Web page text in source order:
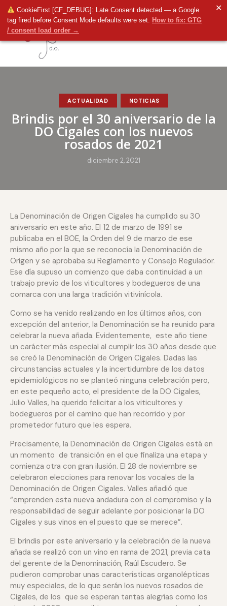
CookieFirst [CF_DEBUG]: Late Consent detected — a Google
tag fired before Consent Mode defaults were set. How to fix: GTG
/ consent load order →
✕
ACTUALIDAD NOTICIAS
Brindis por el 30 aniversario de la
DO Cigales con los nuevos
rosados de 2021
diciembre 2, 2021
La Denominación de Origen Cigales ha cumplido su 30
aniversario en este año. El 12 de marzo de 1991 se
publicaba en el BOE, la Orden del 9 de marzo de ese
mismo año por la que se reconocía la Denominación de
Origen y se aprobaba su Reglamento y Consejo Regulador.
Ese día supuso un comienzo que daba continuidad a un
trabajo previo de los viticultores y bodegueros de una
comarca con una larga tradición vitivinícola.
Como se ha venido realizando en los últimos años, con
excepción del anterior, la Denominación se ha reunido para
celebrar la nueva añada. Evidentemente, este año tiene
un carácter más especial al cumplir los 30 años desde que
se creó la Denominación de Origen Cigales. Dadas las
circunstancias actuales y la incertidumbre de los datos
epidemiológicos no se planteó ninguna celebración pero,
en este pequeño acto, el presidente de la DO Cigales,
Julio Valles, ha querido felicitar a los viticultores y
bodegueros por el camino que han recorrido y por
prometedor futuro que les espera.
Precisamente, la Denominación de Origen Cigales está en
un momento de transición en el que finaliza una etapa y
comienza otra con gran ilusión. El 28 de noviembre se
celebraron elecciones para renovar los vocales de la
Denominación de Origen Cigales. Valles añadió que
“emprenden esta nueva andadura con el compromiso y la
responsabilidad de seguir adelante por posicionar la DO
Cigales y sus vinos en el puesto que se merece”.
El brindis por este aniversario y la celebración de la nueva
añada se realizó con un vino en rama de 2021, previa cata
del gerente de la Denominación, Raúl Escudero. Se
pudieron comprobar unas características organolépticas
muy especiales, de lo que serán los nuevos rosados de
Cigales, de los que se esperan tantas alegrías como los